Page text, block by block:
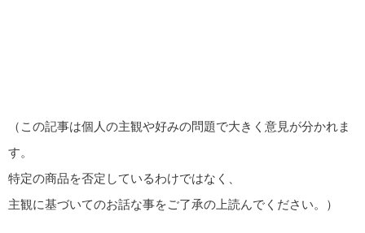
（この記事は個人の主観や好みの問題で大きく意見が分かれま
す。
特定の商品を否定しているわけではなく、
主観に基づいてのお話な事をご了承の上読んでください。）